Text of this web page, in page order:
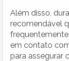
Além disso,
recomendável
em contato
para assegurar